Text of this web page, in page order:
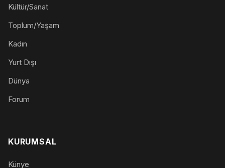
Kültür/Sanat
Toplum/Yaşam
Kadın
Yurt Dışı
Dünya
Forum
KURUMSAL
Künye